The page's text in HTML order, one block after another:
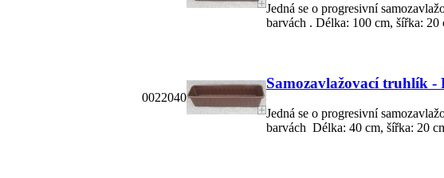
Jedná se o progresivní
barvách . Délka: 100 cm, šířka: 20
0022040
Samozavlažovací truhlík -
Jedná se o progresivní
barvách Délka: 40 cm, šířka: 20